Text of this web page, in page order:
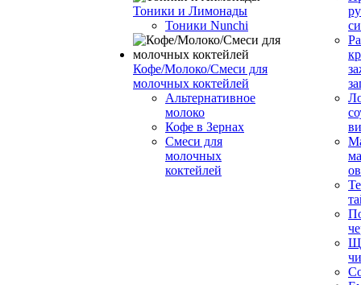
Тоники и Лимонады
Тоники Nunchi
Кофе/Молоко/Смеси для
молочных коктейлей
Альтернативное
молоко
Кофе в Зернах
Смеси для
молочных
коктейлей